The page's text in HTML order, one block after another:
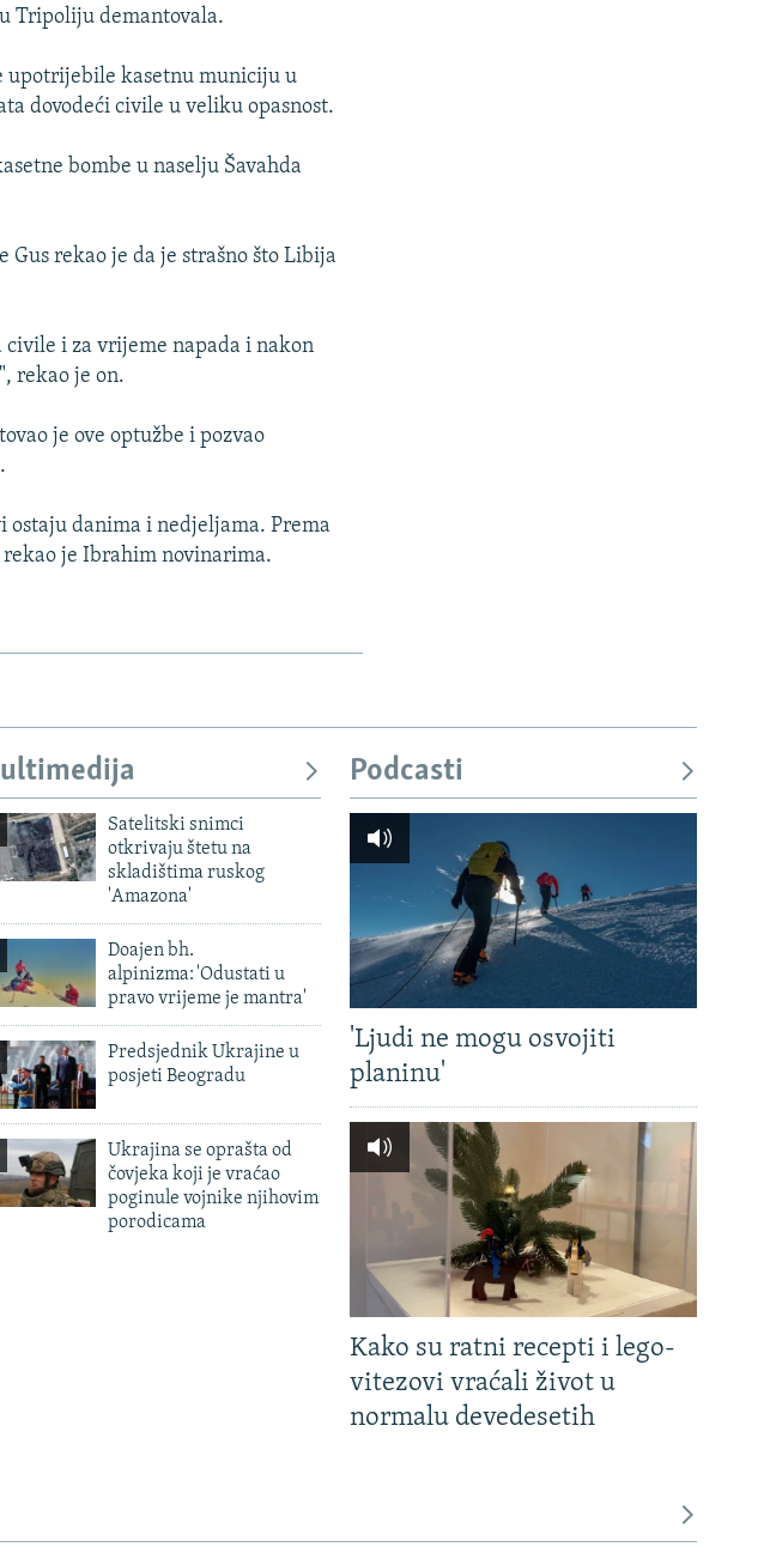
Tripoliju demantovala.
upotrijebile kasetnu municiju u
dovodeći civile u veliku opasnost.
bombe u naselju Šavahda
Gus rekao je da je strašno što Libija
civile i za vrijeme napada i nakon
rekao je on.
je ove optužbe i pozvao
ostaju danima i nedjeljama. Prema
je Ibrahim novinarima.
Satelitski snimci
otkrivaju štetu na
skladištima ruskog
'Amazona'
Doajen bh.
alpinizma: 'Odustati u
pravo vrijeme je mantra'
Predsjednik Ukrajine u
posjeti Beogradu
Ukrajina se oprašta od
čovjeka koji je vraćao
poginule vojnike njihovim
porodicama
Podcasti
'Ljudi ne mogu osvojiti
planinu'
Kako su ratni recepti i lego-
vitezovi vraćali život u
normalu devedesetih